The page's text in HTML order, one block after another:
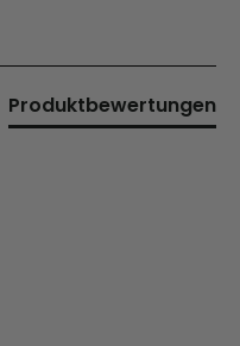
Produktbewertungen